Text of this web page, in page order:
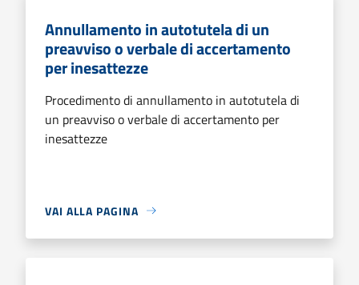
Annullamento in autotutela di un
preavviso o verbale di accertamento
per inesattezze
Procedimento di annullamento in autotutela di
un preavviso o verbale di accertamento per
inesattezze
VAI ALLA PAGINA